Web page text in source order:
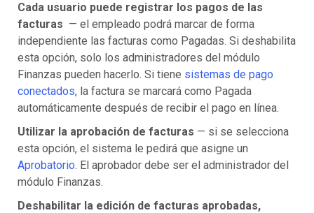
Cada usuario puede registrar los pagos de las
facturas — el empleado podrá marcar de forma
independiente las facturas como Pagadas. Si deshabilita
esta opción, solo los administradores del módulo
Finanzas pueden hacerlo. Si tiene sistemas de pago
conectados, la factura se marcará como Pagada
automáticamente después de recibir el pago en línea.
Utilizar la aprobación de facturas — si se selecciona
esta opción, el sistema le pedirá que asigne un
Aprobatorio. El aprobador debe ser el administrador del
módulo Finanzas.
Deshabilitar la edición de facturas aprobadas,